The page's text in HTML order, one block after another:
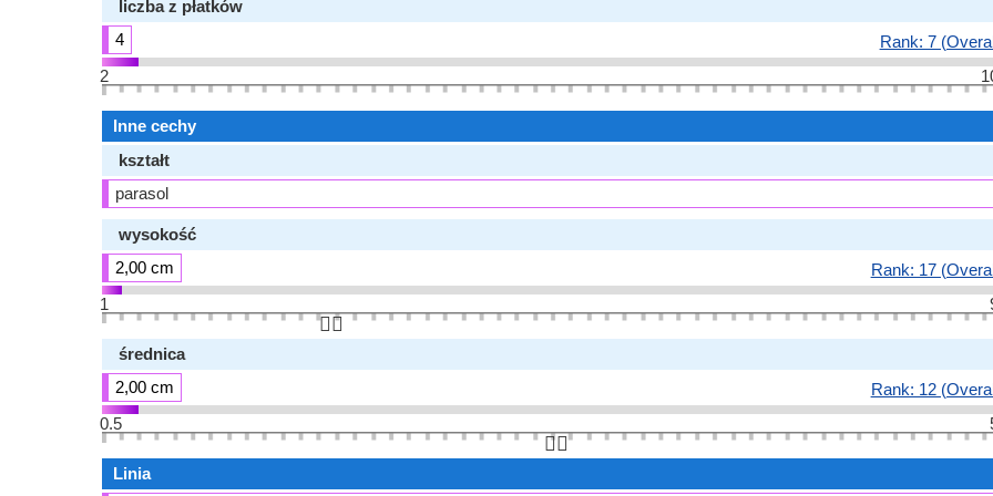
liczba z płatków
4
Rank: 7
2
Inne cechy
kształt
parasol
wysokość
2,00 cm
Rank: 17
1
👆🏻
średnica
2,00 cm
Rank: 12
0.5
👆🏻
Linia